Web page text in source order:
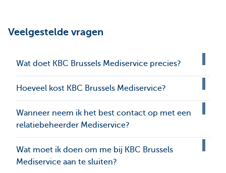
Veelgestelde vragen
Wat doet KBC Brussels Mediservice precies?
Hoeveel kost KBC Brussels Mediservice?
Wanneer neem ik het best contact op met een
relatiebeheerder Mediservice?
Wat moet ik doen om me bij KBC Brussels
Mediservice aan te sluiten?